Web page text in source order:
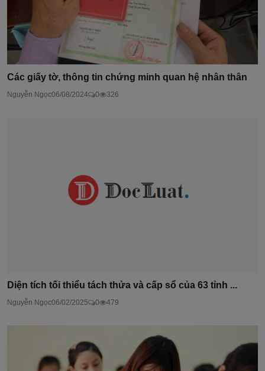
Các giấy tờ, thông tin chứng minh quan hệ nhân thân
Nguyễn Ngọc06/08/2024 0 326
Diện tích tối thiểu tách thửa và cấp sổ của 63 tỉnh ...
Nguyễn Ngọc06/02/2025 0 479